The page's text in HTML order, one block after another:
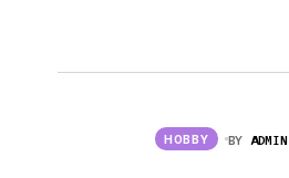
HOBBY BY ADMIN